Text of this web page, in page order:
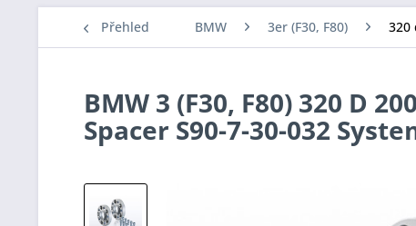
Přehled BMW 3er (F30, F80) 320
BMW 3 (F30, F80) 320 D
Spacer S90-7-30-032